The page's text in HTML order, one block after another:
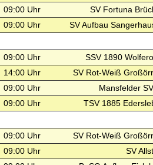
09:00 Uhr
SV Fortuna
09:00 Uhr
SV Aufbau
09:00 Uhr
SSV 1890
14:00 Uhr
SV Rot-Weiß
09:00 Uhr
Mansfelder
09:00 Uhr
TSV 1885
09:00 Uhr
SV Rot-Weiß
09:00 Uhr
SV